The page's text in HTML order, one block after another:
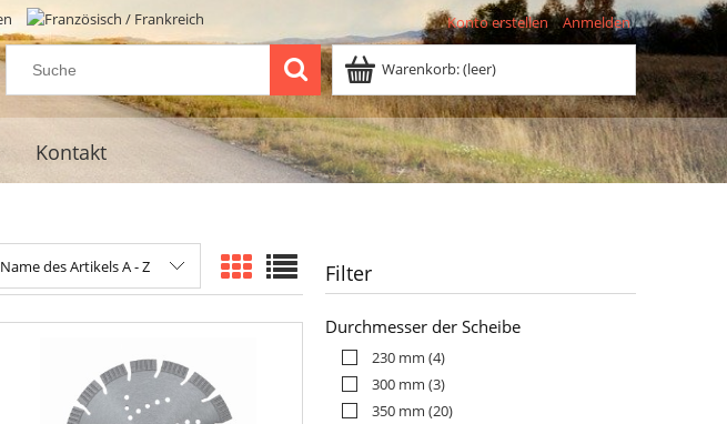
Konto erstellen Anmelden
Warenkorb:(leer)
Kontakt
Name des Artikels A - Z Filter
Durchmesser der Scheibe
230 mm (4)
300 mm (3)
350 mm (20)